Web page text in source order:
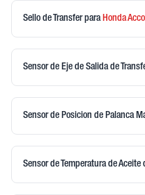
Sello de Transferpara Honda
Sensor de Eje de Salida de
Sensor de Posicion de Palanca
Sensor de Temperatura de Aceite